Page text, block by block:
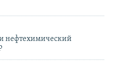
нефтехимический